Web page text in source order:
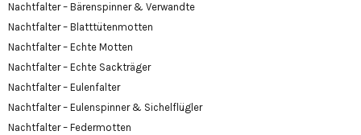
Nachtfalter – Bärenspinner & Verwandte
Nachtfalter – Blatttütenmotten
Nachtfalter – Echte Motten
Nachtfalter – Echte Sackträger
Nachtfalter – Eulenfalter
Nachtfalter – Eulenspinner & Sichelflügler
Nachtfalter – Federmotten